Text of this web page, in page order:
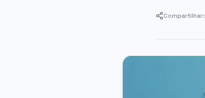
Compartilhar: